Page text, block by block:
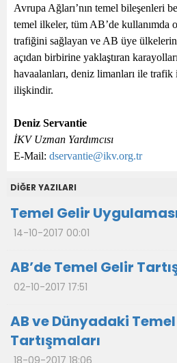
Avrupa Ağları’nın temel bileşenleri
temel ilkeler, tüm AB’de kullanımda
trafiğini sağlayan ve AB üye
açıdan birbirine yaklaştıran
havaalanları, deniz limanları ile trafik
ilişkindir.
Deniz Servantie
İKV Uzman Yardımcısı
E-Mail: dservantie@ikv.org.tr
DİĞER YAZILARI
Temel Gelir
14-10-2017 00:01
AB’de Temel Gelir
02-10-2017 17:51
AB ve Dünyadaki
Tartışmaları
18-09-2017 18:06